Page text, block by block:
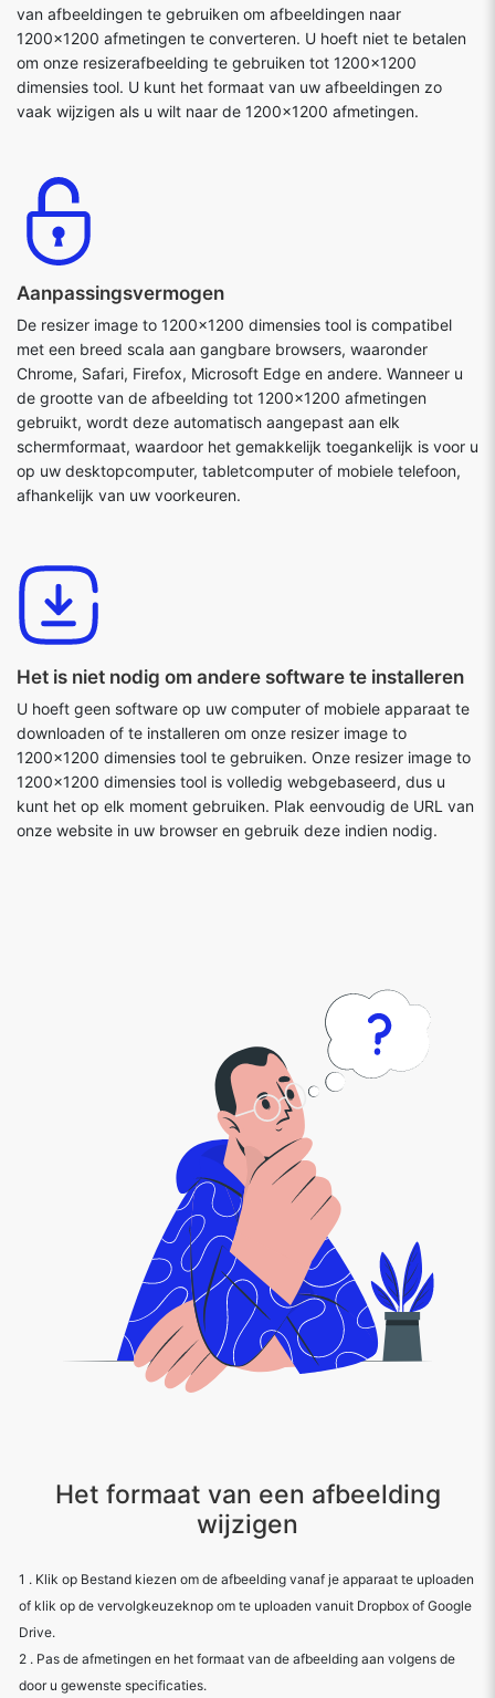
van afbeeldingen te gebruiken om afbeeldingen naar
1200x1200 afmetingen te converteren. U hoeft niet te betalen
om onze resizerafbeelding te gebruiken tot 1200x1200
dimensies tool. U kunt het formaat van uw afbeeldingen zo
vaak wijzigen als u wilt naar de 1200x1200 afmetingen.
Aanpassingsvermogen
De resizer image to 1200x1200 dimensies tool is compatibel
met een breed scala aan gangbare browsers, waaronder
Chrome, Safari, Firefox, Microsoft Edge en andere. Wanneer u
de grootte van de afbeelding tot 1200x1200 afmetingen
gebruikt, wordt deze automatisch aangepast aan elk
schermformaat, waardoor het gemakkelijk toegankelijk is voor u
op uw desktopcomputer, tabletcomputer of mobiele telefoon,
afhankelijk van uw voorkeuren.
Het is niet nodig om andere software te installeren
U hoeft geen software op uw computer of mobiele apparaat te
downloaden of te installeren om onze resizer image to
1200x1200 dimensies tool te gebruiken. Onze resizer image to
1200x1200 dimensies tool is volledig webgebaseerd, dus u
kunt het op elk moment gebruiken. Plak eenvoudig de URL van
onze website in uw browser en gebruik deze indien nodig.
Het formaat van een afbeelding
wijzigen
1 . Klik op Bestand kiezen om de afbeelding vanaf je apparaat te uploaden
of klik op de vervolgkeuzeknop om te uploaden vanuit Dropbox of Google
Drive.
2 . Pas de afmetingen en het formaat van de afbeelding aan volgens de
door u gewenste specificaties.